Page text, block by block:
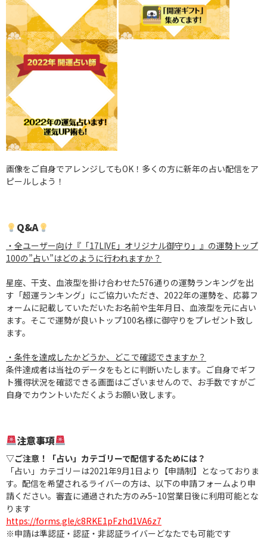
画像をご自身でアレンジしてもOK！多くの方に新年の占い配信をア
ピールしよう！
Q&A
・全ユーザー向け『「17LIVE」オリジナル御守り」』の運勢トップ
100の”占い”はどのように行われますか？
星座、干支、血液型を掛け合わせた576通りの運勢ランキングを出
す「超運ランキング」にご協力いただき、2022年の運勢を、応募フ
ォームに記載していただいたお名前や生年月日、血液型を元に占い
ます。 そこで運勢が良いトップ100名様に御守りをプレゼント致し
ます。
・条件を達成したかどうか、どこで確認できますか？
条件達成者は当社のデータをもとに判断いたします。 ご自身でギフ
ト獲得状況を確認できる画面はございませんので、お手数ですがご
自身でカウントいただくようお願い致します。
注意事項
▽ご注意！「占い」カテゴリーで配信するためには？
「占い」カテゴリーは2021年9月1日より【申請制】となっておりま
す。 配信を希望されるライバーの方は、以下の申請フォームより申
請ください。 審査に通過された方のみ5~10営業日後に利用可能とな
ります
https://forms.gle/c8RKE1pFzhd1VA6z7
※申請は準認証・認証・非認証ライバーどなたでも可能です